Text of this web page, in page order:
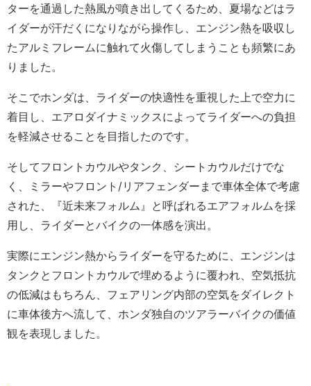
ターを通過した熱風が噴き出してくるため、夏場などはラ
イダーが汗だくになりながら操作し、エンジン熱を吸収し
たアルミフレームに触れて火傷してしまうことも頻繁にあ
りました。
そこでホンダは、ライダーの快適性を重視した上で空力に
着目し、エアロダイナミックスによってライダーへの負担
を軽減させることを目指したのです。
そしてフロントカウルやタンク、シートカウルだけでな
く、ミラーやフロント/リアフェンダーまで車体全体で考慮
された、『近未来フォルム』と呼ばれるエアフォルムを採
用し、ライダーとバイクの一体感を演出。
実際にエンジン熱からライダーを守るために、エンジンは
タンクとフロントカウルで埋めるように覆われ、空気抵抗
の低減はもちろん、フェアリング内部の空気をダイレクト
に車体後方へ流して、ホンダ独自のツアラーバイクの価値
観を表現しました。